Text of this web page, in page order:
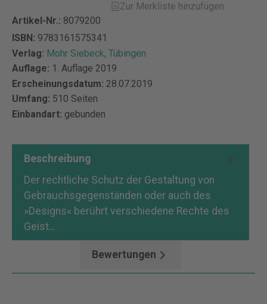
Zur Merkliste hinzufügen
Artikel-Nr.: 8079200
ISBN: 9783161575341
Verlag: Mohr Siebeck, Tübingen
Auflage: 1. Auflage 2019
Erscheinungsdatum: 28.07.2019
Umfang: 510 Seiten
Einbandart: gebunden
Beschreibung
Der rechtliche Schutz der Gestaltung von
Gebrauchsgegenständen oder auch des
»Designs« berührt verschiedene Rechte des
Geist…
Bewertungen